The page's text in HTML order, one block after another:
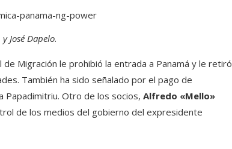
José Dapelo.
de Migración le prohibió la entrada a Panamá y le retiró
También ha sido señalado por el pago de
Papadimitriu. Otro de los socios, Alfredo «Mello»
de los medios del gobierno del expresidente